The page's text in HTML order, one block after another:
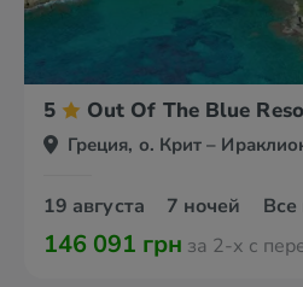
5 Out Of The Blue
Греция, о. Крит –
19 августа 7 ночей
146 091 грн за 2-х с